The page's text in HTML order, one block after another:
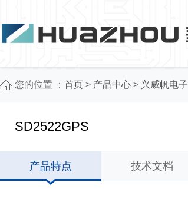
您的位置 ： 首页 > 产品中心 > 兴威帆电子
SD2522GPS
产品特点 技术文档